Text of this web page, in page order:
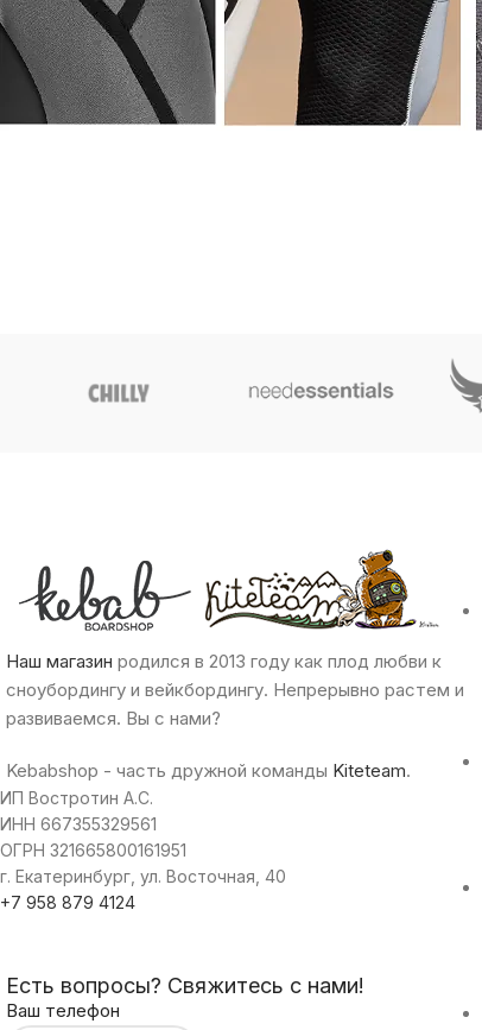
Наш магазин родился в 2013 году как плод любви к
сноубордингу и вейкбордингу. Непрерывно растем и
развиваемся. Вы с нами?
Kebabshop - часть дружной команды Kiteteam.
ИП Востротин А.С.
ИНН 667355329561
ОГРН 321665800161951
г. Екатеринбург, ул. Восточная, 40
+7 958 879 4124
Есть вопросы? Свяжитесь с нами!
Ваш телефон